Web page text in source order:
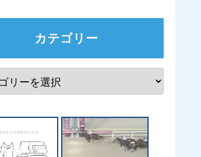
カテゴリー